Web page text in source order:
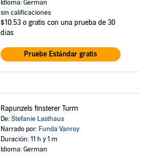
Idioma: German
sin calificaciones
$10.53 o gratis con una prueba de 30
días
Pruebe Estándar gratis
Rapunzels finsterer Turm
De:Stefanie Lasthaus
Narrado por: Funda Vanroy
Duración: 11 h y 1 m
Idioma: German